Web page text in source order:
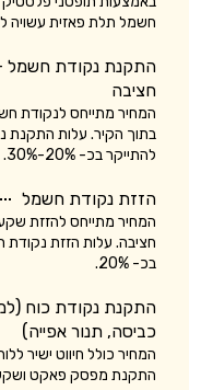
חשמל תלת פאזית עשויה
התקנת נקודת חשמל
חציבה
בתוך הקיר. עלות התקנת
להתייקר בכ- 20%-30%.
הזזת נקודת חשמל
חציבה. עלות הזזת נקודת
בכ- 20%.
התקנת נקודת כוח
כביסה, תנור אפייה)
המחיר כולל חיווט ישיר
התקנת מפסק פאקט ושקע